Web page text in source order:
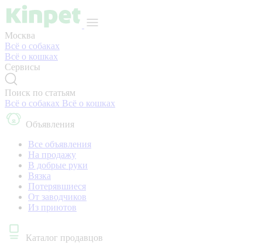
Москва
Всё о собаках
Всё о кошках
Сервисы
Поиск по статьям
Всё о собаках Всё о кошках
Объявления
Все объявления
На продажу
В добрые руки
Вязка
Потерявшиеся
От заводчиков
Из приютов
Каталог продавцов